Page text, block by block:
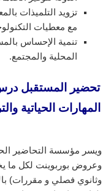
تزويد التلميذات
مع معطيات
تنمية الإحساس
المحلية والمجتمع.
تحضير المستقبل
ويسر مؤسسة التحاضير
وعروض بوربوينت لكل ما
وثانوي فصلي و مقررات)